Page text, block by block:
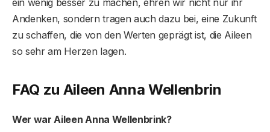
ein wenig besser zu machen, ehren wir nicht nur ihr
Andenken, sondern tragen auch dazu bei, eine Zukunft
zu schaffen, die von den Werten geprägt ist, die Aileen
so sehr am Herzen lagen.
FAQ zu Aileen Anna Wellenbrin
Wer war Aileen Anna Wellenbrink?